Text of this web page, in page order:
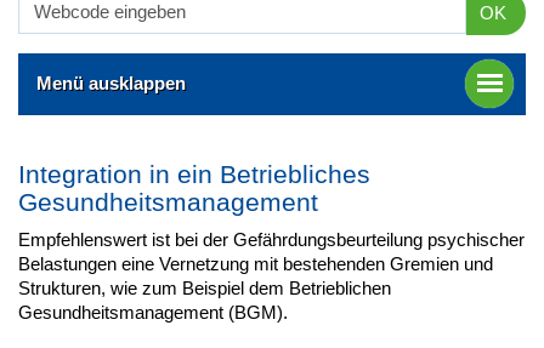
OK
Menü ausklappen
Integration in ein Betriebliches
Gesundheitsmanagement
Empfehlenswert ist bei der Gefährdungsbeurteilung psychischer
Belastungen eine Vernetzung mit bestehenden Gremien und
Strukturen, wie zum Beispiel dem Betrieblichen
Gesundheitsmanagement (BGM).